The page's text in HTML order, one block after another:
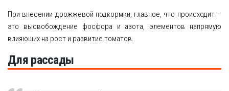
При внесении дрожжевой подкормки, главное, что происходит –
это высвобождение фосфора и азота, элементов напрямую
влияющих на рост и развитие томатов.
Для рассады